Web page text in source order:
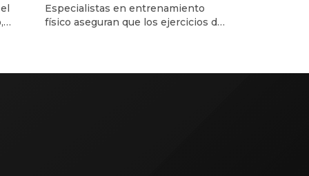
con
20 minutos, es mucho más
eficaz hacer ejercicios como
Especialistas en entrenamiento
físico aseguran que los ejercicios de